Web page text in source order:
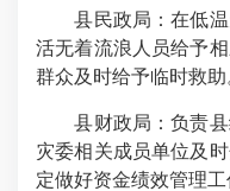
县民政局：在低温
活无着流浪人员给予
群众及时给予临时救助
县财政局：负责县
灾委相关成员单位及
定做好资金绩效管理工